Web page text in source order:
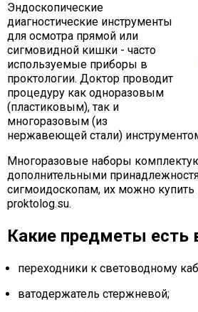
Эндоскопические
диагностические инструменты
для осмотра прямой или
сигмовидной кишки - часто
используемые приборы в
проктологии. Доктор проводит
процедуру как одноразовым
(пластиковым), так и
многоразовым (из
нержавеющей стали)
Многоразовые наборы
дополнительными
сигмоидоскопам, их можно купить
proktolog.su.
Какие предметы есть
переходники к световодному
ватодержатель стержневой;